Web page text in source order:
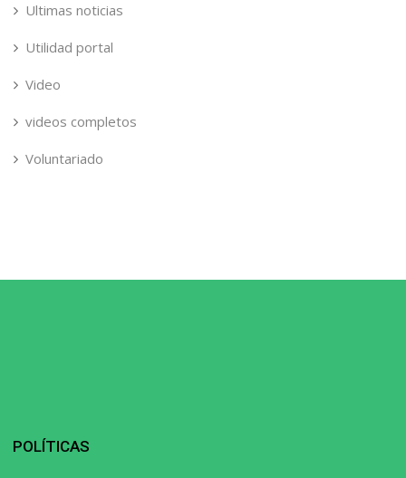
Ultimas noticias
Utilidad portal
Video
videos completos
Voluntariado
POLÍTICAS